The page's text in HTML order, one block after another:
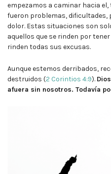
empezamos a caminar hacia
fueron problemas, dificultades,
dolor. Estas situaciones son
aquellos que se rinden por
rinden todas sus excusas.
Aunque estemos derribados,
destruidos (2 Corintios 4:9).
afuera sin nosotros. Todavía